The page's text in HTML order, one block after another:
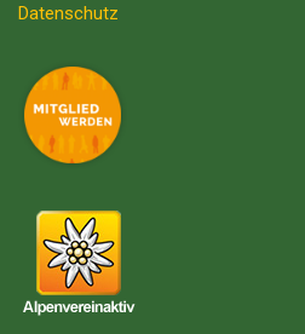
Datenschutz